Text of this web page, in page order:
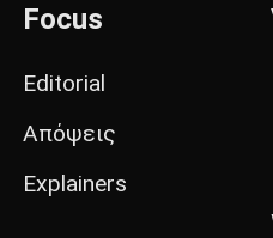
Focus
Editorial
Απόψεις
Explainers